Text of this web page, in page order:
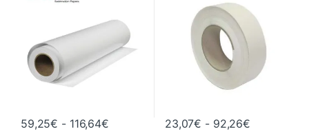
59,25€ - 116,64€Rango de precios: desde 59,25€ hasta
Este producto tiene múltiples variantes. Las opciones se
23,07€ - 92,26€Rango de
Este producto tiene múltiples